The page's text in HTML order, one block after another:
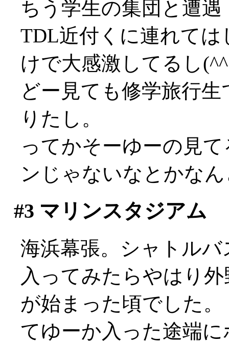
ちう学生の集団と遭遇
TDL近付くに連れて
けで大感激してるし
どー見ても修学旅行
りたし。
ってかそーゆーの見
ンじゃないなとかな
#3 マリンスタジアム
海浜幕張。シャトル
入ってみたらやはり
が始まった頃でした。
てゆーか入った途端